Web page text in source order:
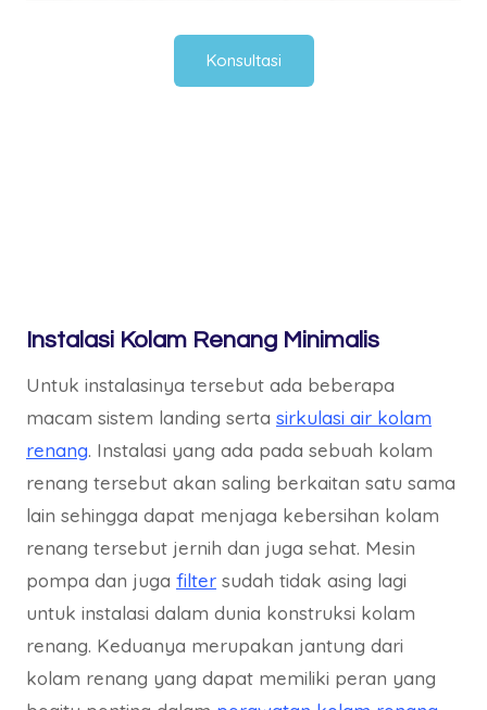
Konsultasi
Instalasi Kolam Renang Minimalis
Untuk instalasinya tersebut ada beberapa
macam sistem landing serta sirkulasi air kolam
renang. Instalasi yang ada pada sebuah kolam
renang tersebut akan saling berkaitan satu sama
lain sehingga dapat menjaga kebersihan kolam
renang tersebut jernih dan juga sehat. Mesin
pompa dan juga filter sudah tidak asing lagi
untuk instalasi dalam dunia konstruksi kolam
renang. Keduanya merupakan jantung dari
kolam renang yang dapat memiliki peran yang